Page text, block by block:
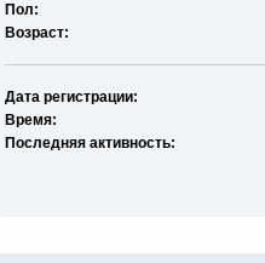
Пол:
Возраст:
Дата регистрации:
Время:
Последняя активность: